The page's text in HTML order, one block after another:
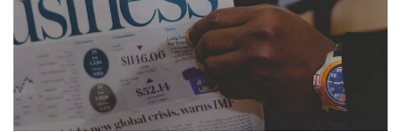
semiconductor industry, including engineers,
professional experts, and senior executives.
לחץ לפרטים